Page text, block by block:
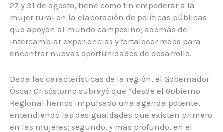
27 y 31 de agosto, tiene como fin empoderar a la
mujer rural en la elaboración de políticas públicas
que apoyen al mundo campesino; además de
intercambiar experiencias y fortalecer redes para
encontrar nuevas oportunidades de desarrollo.
Dada las características de la región, el Gobernador
Óscar Crisóstomo subrayó que “desde el Gobierno
Regional hemos impulsado una agenda potente,
entendiendo las desigualdades que existen primero
en las mujeres; segundo, y más profundo, en el